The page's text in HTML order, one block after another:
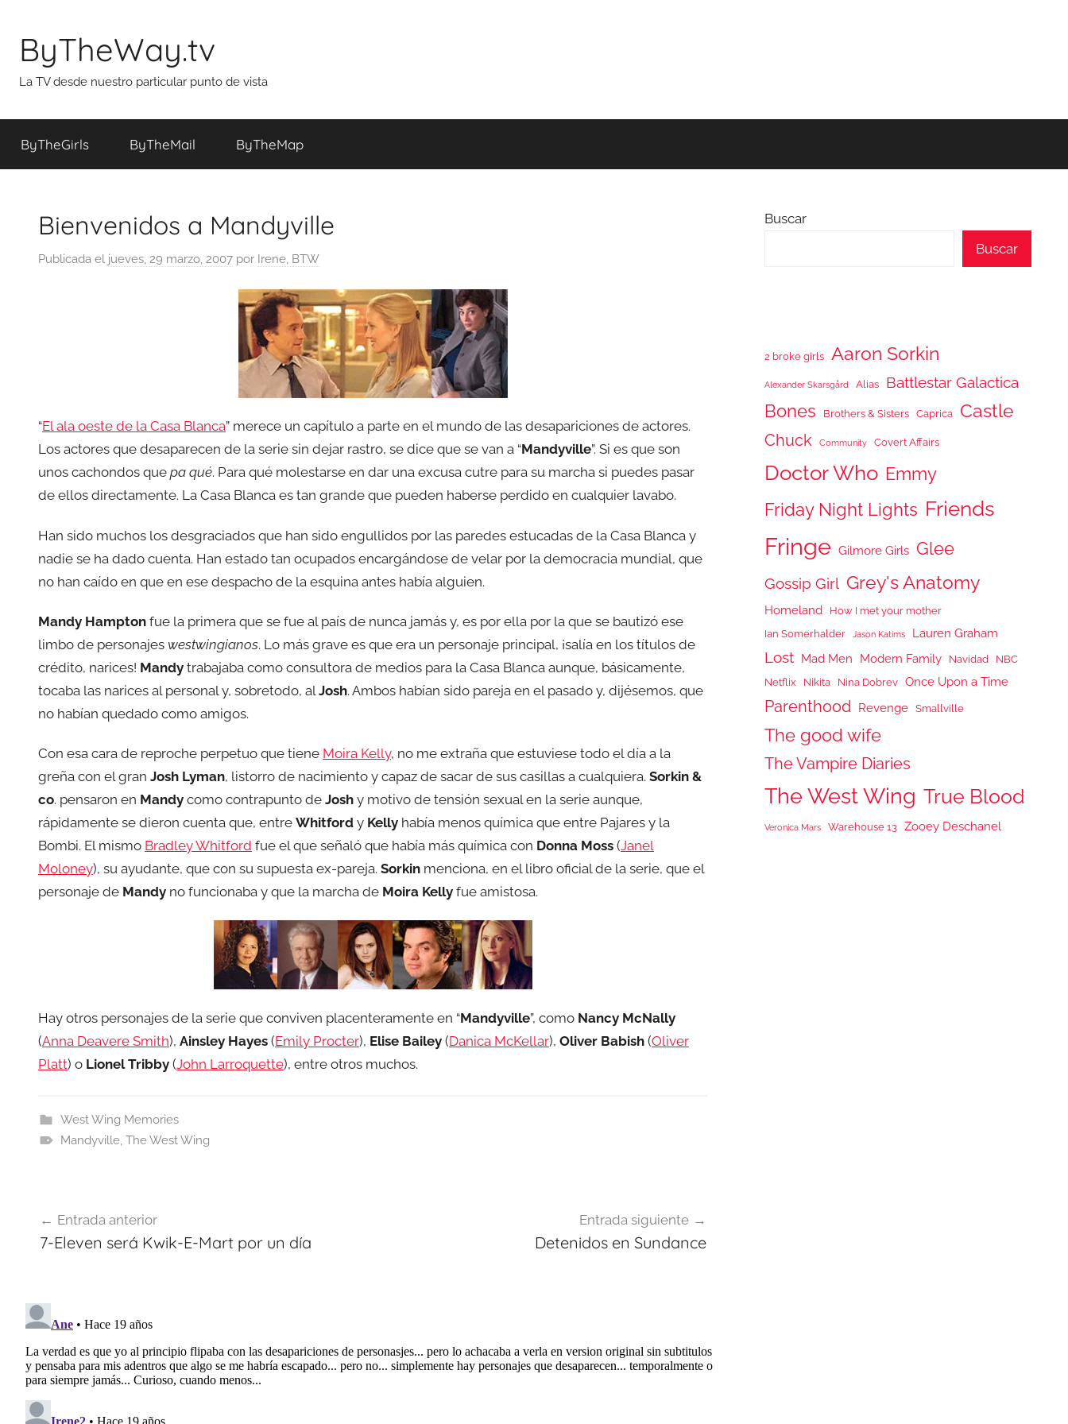
contenido
ByTheWay.tv
La TV desde nuestro particular punto de vista
ByTheGirls ByTheMail ByTheMap
Bienvenidos a Mandyville
Publicada el jueves, 29 marzo, 2007 por Irene, BTW
“El ala oeste de la Casa Blanca” merece un capítulo a parte en el mundo de las desapariciones de actores.
Los actores que desaparecen de la serie sin dejar rastro, se dice que se van a “Mandyville”. Si es que son
unos cachondos que pa qué. Para qué molestarse en dar una excusa cutre para su marcha si puedes pasar
de ellos directamente. La Casa Blanca es tan grande que pueden haberse perdido en cualquier lavabo.
Han sido muchos los desgraciados que han sido engullidos por las paredes estucadas de la Casa Blanca y
nadie se ha dado cuenta. Han estado tan ocupados encargándose de velar por la democracia mundial, que
no han caído en que en ese despacho de la esquina antes había alguien.
Mandy Hampton fue la primera que se fue al país de nunca jamás y, es por ella por la que se bautizó ese
limbo de personajes westwingianos. Lo más grave es que era un personaje principal, ¡salía en los títulos de
crédito, narices! Mandy trabajaba como consultora de medios para la Casa Blanca aunque, básicamente,
tocaba las narices al personal y, sobretodo, al Josh. Ambos habían sido pareja en el pasado y, dijésemos, que
no habían quedado como amigos.
Con esa cara de reproche perpetuo que tiene Moira Kelly, no me extraña que estuviese todo el día a la
greña con el gran Josh Lyman, listorro de nacimiento y capaz de sacar de sus casillas a cualquiera. Sorkin &
co. pensaron en Mandy como contrapunto de Josh y motivo de tensión sexual en la serie aunque,
rápidamente se dieron cuenta que, entre Whitford y Kelly había menos química que entre Pajares y la
Bombi. El mismo Bradley Whitford fue el que señaló que había más química con Donna Moss (Janel
Moloney), su ayudante, que con su supuesta ex-pareja. Sorkin menciona, en el libro oficial de la serie, que el
personaje de Mandy no funcionaba y que la marcha de Moira Kelly fue amistosa.
Hay otros personajes de la serie que conviven placenteramente en “Mandyville”, como Nancy McNally
(Anna Deavere Smith), Ainsley Hayes (Emily Procter), Elise Bailey (Danica McKellar), Oliver Babish (Oliver
Platt) o Lionel Tribby (John Larroquette), entre otros muchos.
West Wing Memories
Mandyville, The West Wing
de
Entrada anterior
7-Eleven será Kwik-E-Mart por un día
Entrada siguiente
Detenidos en Sundance
Buscar
Buscar
2 broke girls Aaron Sorkin
Alexander Skarsgård Alias Battlestar Galactica
Bones Brothers & Sisters Caprica Castle
Chuck Community Covert Affairs
Doctor Who Emmy
Friday Night Lights Friends
Fringe Gilmore Girls Glee
Gossip Girl Grey's Anatomy
Homeland
How I met your mother
Ian Somerhalder
Jason Katims Lauren Graham
Lost Mad Men Modern Family Navidad
NBC
Netflix
Nikita Nina Dobrev Once Upon a Time
Parenthood Revenge Smallville
The good wife
The Vampire Diaries
The West Wing True Blood
Veronica Mars Warehouse 13 Zooey Deschanel